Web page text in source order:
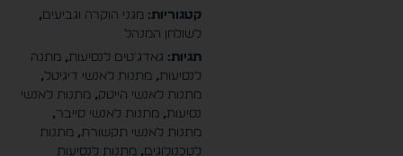
קטגוריות: מגני הוקרה וגביעים,
לשולחן המנהל
תגיות: גאדג'טים לנסיעות, מתנה
לנסיעות, מתנות לאנשי דיגיטל,
מתנות לאנשי הייטק, מתנות לאנשי
נסיעות, מתנות לאנשי סייבר,
מתנות לאנשי תקשורת, מתנות
לטכנולוגים, מתנות לנסיעות